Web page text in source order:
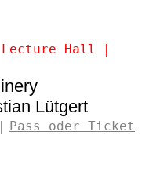
Lecture Hall
Lütgert
Pass oder Ticket